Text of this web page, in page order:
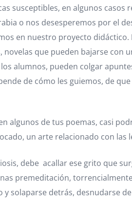
susceptibles, en algunos
o nos desesperemos por el
en nuestro proyecto
que pueden bajarse con
alumnos, pueden colgar
de cómo les guiemos, de
algunos de tus poemas, casi
un arte relacionado con las
debe acallar ese grito que
premeditación,
solaparse detrás, desnudarse